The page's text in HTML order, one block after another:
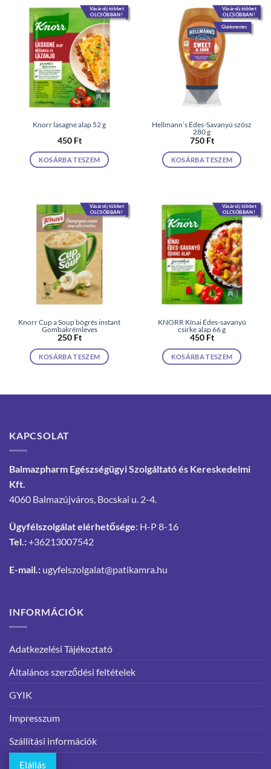
Vásárolj többet
OLCSÓBBAN!
Knorr lasagne alap 52 g
450 Ft
KOSÁRBA TESZEM
Vásárolj többet
OLCSÓBBAN!
Gluténmentes
Hellmann’s Édes-Savanyú szósz
280 g
750 Ft
KOSÁRBA TESZEM
Vásárolj többet
OLCSÓBBAN!
Knorr Cup a Soup bögrés instant
Gombakrémleves
250 Ft
KOSÁRBA TESZEM
Vásárolj többet
OLCSÓBBAN!
KNORR Kínai Édes-savanyú
csirke alap 66 g
450 Ft
KOSÁRBA TESZEM
KAPCSOLAT
Balmazpharm Egészségügyi Szolgáltató és Kereskedelmi
Kft.
4060 Balmazújváros, Bocskai u. 2-4.
Ügyfélszolgálat elérhetősége: H-P 8-16
Tel.:+36213007542
E-mail.: ugyfelszolgalat@patikamra.hu
INFORMÁCIÓK
Adatkezelési Tájékoztató
Általános szerződési feltételek
GYIK
Impresszum
Szállítási információk
Elállás